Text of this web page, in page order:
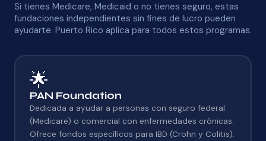
Si tienes Medicare, Medicaid o no tienes seguro, estas
fundaciones independientes sin fines de lucro pueden
ayudarte. Puerto Rico aplica para todos estos programas.
🌟
PAN Foundation
Dedicada a ayudar a personas con seguro federal
(Medicare) o comercial con enfermedades crónicas.
Ofrece fondos específicos para IBD (Crohn y Colitis).